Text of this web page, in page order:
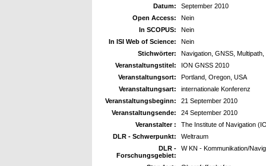
Datum:
September 2010
Open Access:
Nein
In SCOPUS:
Nein
In ISI Web of Science:
Nein
Stichwörter:
Navigation, GNSS, Multipath,
Veranstaltungstitel:
ION GNSS 2010
Veranstaltungsort:
Portland, Oregon, USA
Veranstaltungsart:
internationale Konferenz
Veranstaltungsbeginn:
21 September 2010
Veranstaltungsende:
24 September 2010
Veranstalter :
The Institute of Navigation
DLR - Schwerpunkt:
Weltraum
DLR -
Forschungsgebiet:
W KN - Kommunikation/